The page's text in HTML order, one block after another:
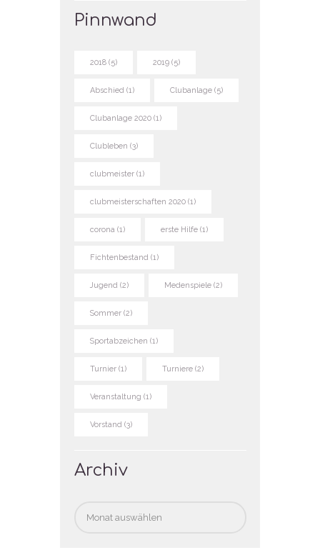
Pinnwand
2018(5) 2019(5)
Abschied (1) Clubanlage(5)
Clubanlage 2020(1)
Clubleben (3)
clubmeister(1)
clubmeisterschaften 2020(1)
corona (1) erste Hilfe(1)
Fichtenbestand (1)
Jugend (2) Medenspiele(2)
Sommer(2)
Sportabzeichen (1)
Turnier(1) Turniere(2)
Veranstaltung (1)
Vorstand (3)
Archiv